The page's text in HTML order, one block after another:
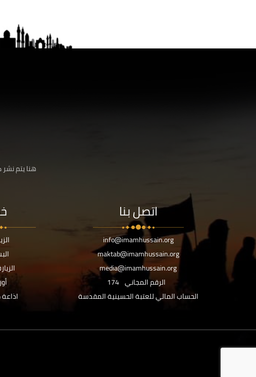
هنا يتم
اتصل بنا
info@imamhussain.org
maktab@imamhussain.org
media@imamhussain.org
الرقم المجاني 174
الحساب المالي للعتبة الحسينية المقدسة